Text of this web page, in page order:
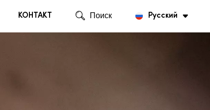
КОНТАКТ Поиск Русский